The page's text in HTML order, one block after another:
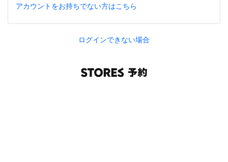
アカウントをお持ちでない方はこちら
ログインできない場合